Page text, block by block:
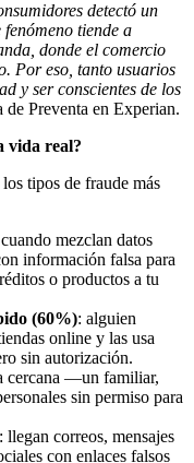
detectó un
tiende a
donde el comercio
Por eso, tanto usuarios
y ser conscientes de los
de Preventa en Experian.
vida real?
tipos de fraude más
mezclan datos
información falsa para
o productos a tu
(60%): alguien
online y las usa
sin autorización.
cercana —un familiar,
sin permiso para
: llegan correos, mensajes
con enlaces falsos